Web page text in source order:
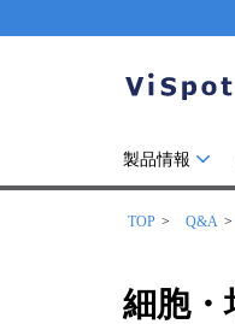
製品情報
TOP Q&A
細胞・